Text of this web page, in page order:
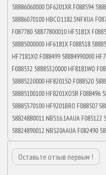
58886060000 DF6201XR F088594
58886070100 HBCO1182.3NFXUA
F087780 58877800010 HF5181X
58885000000 HF6181X F088518
HF7181XO F088499 58884990000
F088532 58885320000 HF8181WO
58885220000 HF8201SO F088520
58885100100 HF8201XOSR F088496
58885370100 HF9201BRO F088507
58824880011 NBS16.1AAUA F085122
58824890012 NBS20AAUA F082490
Оставьте отзыв первым !